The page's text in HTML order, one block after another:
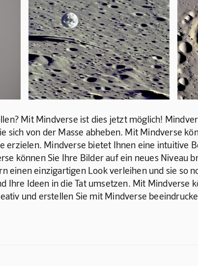
Mit Mindverse ist dies jetzt möglich!
von der Masse abheben. Mit Mindverse
erzielen. Mindverse bietet Ihnen eine intuitive
können Sie Ihre Bilder auf ein neues Niveau
einzigartigen Look verleihen und sie so
Ihre Ideen in die Tat umsetzen. Mit Mindverse
und erstellen Sie mit Mindverse